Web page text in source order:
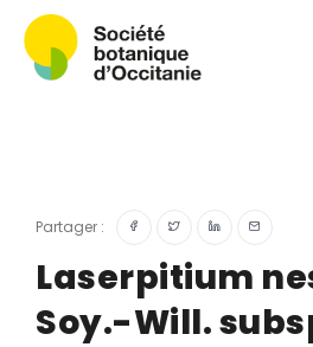
Herbier PCPR
Ressources
Partager :
Laserpitium
Soy.-Will.